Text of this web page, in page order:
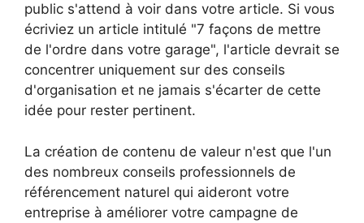
public s'attend à voir dans votre article. Si vous
écriviez un article intitulé "7 façons de mettre
de l'ordre dans votre garage", l'article devrait se
concentrer uniquement sur des conseils
d'organisation et ne jamais s'écarter de cette
idée pour rester pertinent.
La création de contenu de valeur n'est que l'un
des nombreux conseils professionnels de
référencement naturel qui aideront votre
entreprise à améliorer votre campagne de